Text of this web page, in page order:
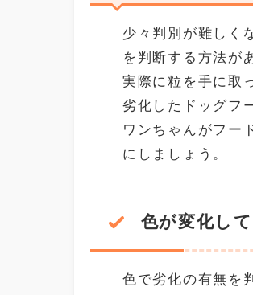
少々判別が難しく
を判断する方法が
実際に粒を手に取
劣化したドッグフ
ワンちゃんがフー
にしましょう。
色が変化し
色で劣化の有無を